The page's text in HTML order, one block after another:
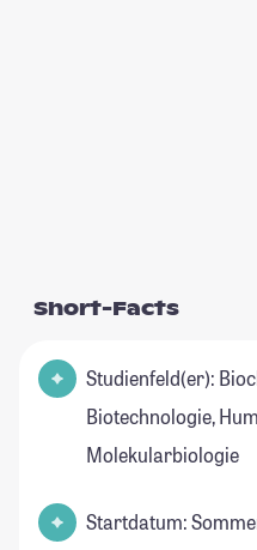
Short-Facts
Studienfeld(er):
Biotechnologie,
Molekularbiologie
Startdatum: